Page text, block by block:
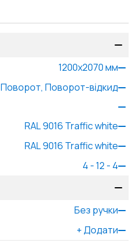
1200x2070мм
Поворот, Поворот-відкид
RAL 9016 Traffic white
RAL 9016 Traffic white
4 - 12 - 4
Без ручки
+Додати